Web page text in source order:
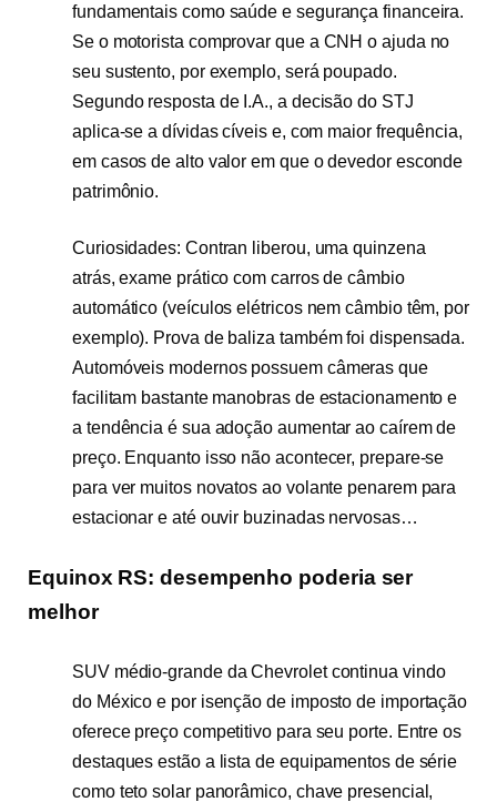
fundamentais como saúde e segurança financeira.
Se o motorista comprovar que a CNH o ajuda no
seu sustento, por exemplo, será poupado.
Segundo resposta de I.A., a decisão do STJ
aplica-se a dívidas cíveis e, com maior frequência,
em casos de alto valor em que o devedor esconde
patrimônio.
Curiosidades: Contran liberou, uma quinzena
atrás, exame prático com carros de câmbio
automático (veículos elétricos nem câmbio têm, por
exemplo). Prova de baliza também foi dispensada.
Automóveis modernos possuem câmeras que
facilitam bastante manobras de estacionamento e
a tendência é sua adoção aumentar ao caírem de
preço. Enquanto isso não acontecer, prepare-se
para ver muitos novatos ao volante penarem para
estacionar e até ouvir buzinadas nervosas…
Equinox RS: desempenho poderia ser
melhor
SUV médio-grande da Chevrolet continua vindo
do México e por isenção de imposto de importação
oferece preço competitivo para seu porte. Entre os
destaques estão a lista de equipamentos de série
como teto solar panorâmico, chave presencial,